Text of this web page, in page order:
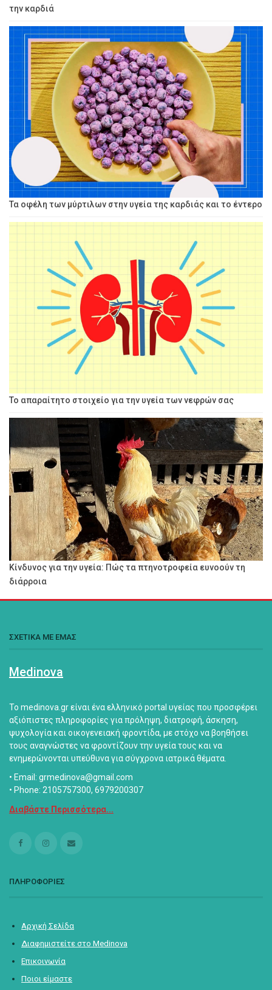
την καρδιά
Τα οφέλη των μύρτιλων στην υγεία της καρδιάς και το έντερο
Το απαραίτητο στοιχείο για την υγεία των νεφρών σας
Κίνδυνος για την υγεία: Πώς τα πτηνοτροφεία ευνοούν τη
διάρροια
ΣΧΕΤΙΚΑ ΜΕ ΕΜΑΣ
Medinova
Το medinova.gr είναι ένα ελληνικό portal υγείας που προσφέρει
αξιόπιστες πληροφορίες για πρόληψη, διατροφή, άσκηση,
ψυχολογία και οικογενειακή φροντίδα, με στόχο να βοηθήσει
τους αναγνώστες να φροντίζουν την υγεία τους και να
ενημερώνονται υπεύθυνα για σύγχρονα ιατρικά θέματα.
• Email: grmedinova@gmail.com
• Phone: 2105757300, 6979200307
Διαβάστε Περισσότερα...
ΠΛΗΡΟΦΟΡΙΕΣ
Αρχική Σελίδα
Διαφημιστείτε στο Medinova
Επικοινωνία
Ποιοι είμαστε